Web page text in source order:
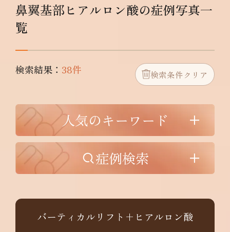
鼻翼基部ヒアルロン酸の症例写真一
覧
検索結果： 38件 検索条件クリア
人気のキーワード
症例検索
バーティカルリフト+ヒアルロン酸